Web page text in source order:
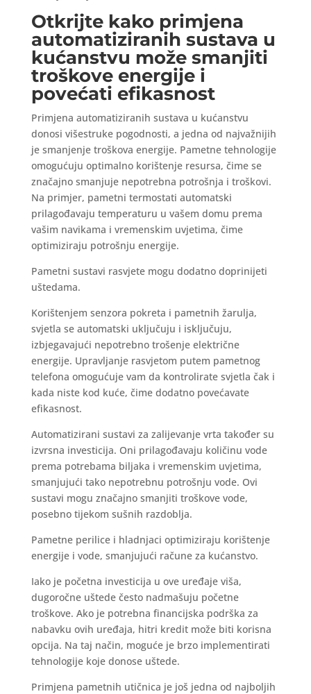
Otkrijte kako primjena
automatiziranih sustava u
kućanstvu može smanjiti
troškove energije i
povećati efikasnost
Primjena automatiziranih sustava u kućanstvu
donosi višestruke pogodnosti, a jedna od najvažnijih
je smanjenje troškova energije. Pametne tehnologije
omogućuju optimalno korištenje resursa, čime se
značajno smanjuje nepotrebna potrošnja i troškovi.
Na primjer, pametni termostati automatski
prilagođavaju temperaturu u vašem domu prema
vašim navikama i vremenskim uvjetima, čime
optimiziraju potrošnju energije.
Pametni sustavi rasvjete mogu dodatno doprinijeti
uštedama.
Korištenjem senzora pokreta i pametnih žarulja,
svjetla se automatski uključuju i isključuju,
izbjegavajući nepotrebno trošenje električne
energije. Upravljanje rasvjetom putem pametnog
telefona omogućuje vam da kontrolirate svjetla čak i
kada niste kod kuće, čime dodatno povećavate
efikasnost.
Automatizirani sustavi za zalijevanje vrta također su
izvrsna investicija. Oni prilagođavaju količinu vode
prema potrebama biljaka i vremenskim uvjetima,
smanjujući tako nepotrebnu potrošnju vode. Ovi
sustavi mogu značajno smanjiti troškove vode,
posebno tijekom sušnih razdoblja.
Pametne perilice i hladnjaci optimiziraju korištenje
energije i vode, smanjujući račune za kućanstvo.
Iako je početna investicija u ove uređaje viša,
dugoročne uštede često nadmašuju početne
troškove. Ako je potrebna financijska podrška za
nabavku ovih uređaja, hitri kredit može biti korisna
opcija. Na taj način, moguće je brzo implementirati
tehnologije koje donose uštede.
Primjena pametnih utičnica je još jedna od najboljih